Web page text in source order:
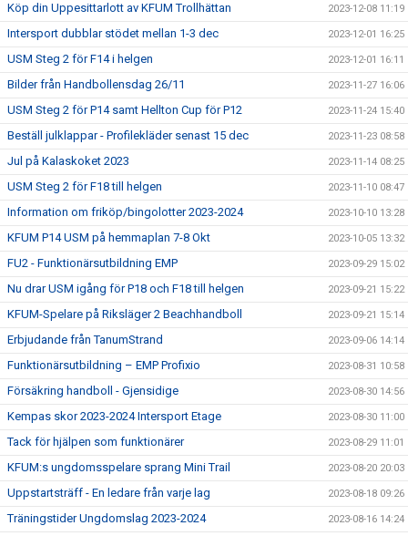
Köp din Uppesittarlott av KFUM Trollhättan 2023-12-08 11:19
Intersport dubblar stödet mellan 1-3 dec 2023-12-01 16:25
USM Steg 2 för F14 i helgen 2023-12-01 16:11
Bilder från Handbollensdag 26/11 2023-11-27 16:06
USM Steg 2 för P14 samt Hellton Cup för P12 2023-11-24 15:40
Beställ julklappar - Profilekläder senast 15 dec 2023-11-23 08:58
Jul på Kalaskoket 2023 2023-11-14 08:25
USM Steg 2 för F18 till helgen 2023-11-10 08:47
Information om friköp/bingolotter 2023-2024 2023-10-10 13:28
KFUM P14 USM på hemmaplan 7-8 Okt 2023-10-05 13:32
FU2 - Funktionärsutbildning EMP 2023-09-29 15:02
Nu drar USM igång för P18 och F18 till helgen 2023-09-21 15:22
KFUM-Spelare på Riksläger 2 Beachhandboll 2023-09-21 15:14
Erbjudande från TanumStrand 2023-09-06 14:14
Funktionärsutbildning – EMP Profixio 2023-08-31 10:58
Försäkring handboll - Gjensidige 2023-08-30 14:56
Kempas skor 2023-2024 Intersport Etage 2023-08-30 11:00
Tack för hjälpen som funktionärer 2023-08-29 11:01
KFUM:s ungdomsspelare sprang Mini Trail 2023-08-20 20:03
Uppstartsträff - En ledare från varje lag 2023-08-18 09:26
Träningstider Ungdomslag 2023-2024 2023-08-16 14:24